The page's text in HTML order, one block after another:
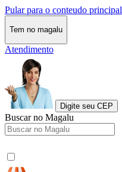
Pular para o conteudo principal
Tem no magalu
Atendimento
Digite seu CEP
Buscar no Magalu